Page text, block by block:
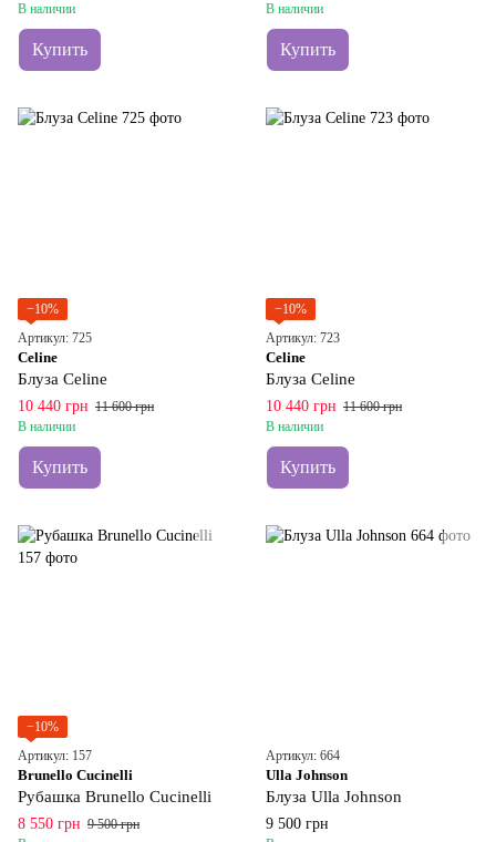
В наличии
Купить
В наличии
Купить
−10%
Артикул: 725
Celine
Блуза Celine
10 440 грн 11 600 грн
В наличии
Купить
−10%
Артикул: 723
Celine
Блуза Celine
10 440 грн 11 600 грн
В наличии
Купить
−10%
Артикул: 157
Brunello Cucinelli
Рубашка Brunello Cucinelli
8 550 грн 9 500 грн
Артикул: 664
Ulla Johnson
Блуза Ulla Johnson
9 500 грн